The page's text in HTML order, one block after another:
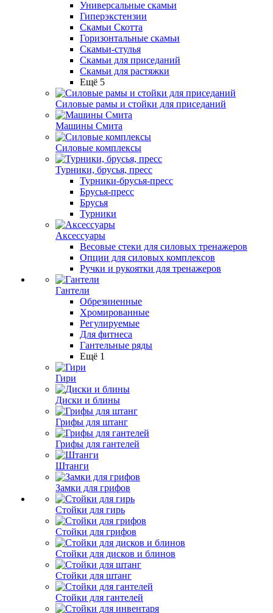
Универсальные скамьи
Гиперэкстензии
Скамьи Скотта
Горизонтальные скамьи
Скамьи-стулья
Скамьи для приседаний
Скамьи для растяжки
Ещё 5
Силовые рамы и стойки для приседаний
Машины Смита
Силовые комплексы
Турники, брусья, пресс
Турники-брусья-пресс
Брусья-пресс
Брусья
Турники
Аксессуары
Весовые стеки для силовых тренажеров
Опции для силовых комплексов
Ручки и рукоятки для тренажеров
Гантели
Обрезиненные
Хромированные
Регулируемые
Для фитнеса
Гантельные ряды
Ещё 1
Гири
Диски и блины
Грифы для штанг
Грифы для гантелей
Штанги
Замки для грифов
Стойки для гирь
Стойки для грифов
Стойки для дисков и блинов
Стойки для штанг
Стойки для гантелей